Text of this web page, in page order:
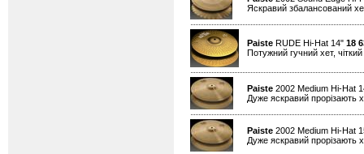
Яскравий збалансований
Paiste RUDE Hi-Hat 14" 18
Потужний гучний хет,
Paiste 2002 Medium Hi-Hat
Дуже яскравий прорізають
Paiste 2002 Medium Hi-Hat
Дуже яскравий прорізають